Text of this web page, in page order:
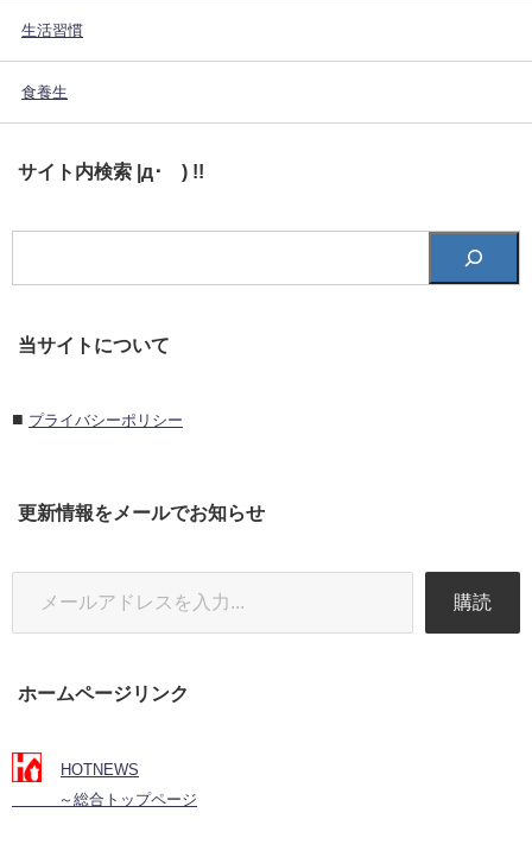
生活習慣
食養生
サイト内検索 |д･´) !!
当サイトについて
■ プライバシーポリシー
更新情報をメールでお知らせ
購読
ホームページリンク
HOTNEWS
～総合トップページ